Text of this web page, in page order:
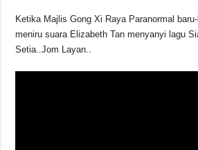
c
e
b
at
s
A
e
d
p
Li
Ketika Majlis Gong Xi Raya Paranormal
meniru suara Elizabeth Tan menyanyi lagu
Setia..Jom Layan..